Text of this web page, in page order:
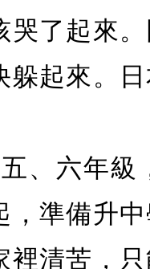
哭了起來
躲起來。
、六年級
，準備升
裡清苦，